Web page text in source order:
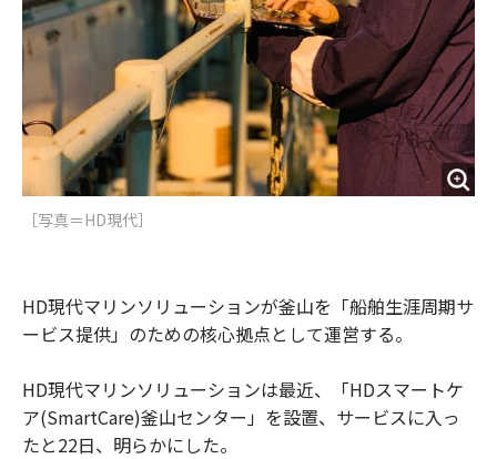
［写真＝HD現代］
HD現代マリンソリューションが釜山を「船舶生涯周期サ
ービス提供」のための核心拠点として運営する。
HD現代マリンソリューションは最近、「HDスマートケ
ア(SmartCare)釜山センター」を設置、サービスに入っ
たと22日、明らかにした。